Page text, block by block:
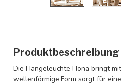
Produktbeschreibung
Die Hängeleuchte Hona bringt
wellenförmige Form sorgt für